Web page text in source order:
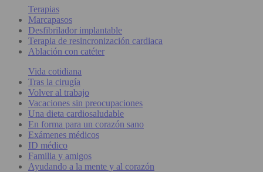
Terapias
Marcapasos
Desfibrilador implantable
Terapia de resincronización cardiaca
Ablación con catéter
Vida cotidiana
Tras la cirugía
Volver al trabajo
Vacaciones sin preocupaciones
Una dieta cardiosaludable
En forma para un corazón sano
Exámenes médicos
ID médico
Familia y amigos
Ayudando a la mente y al corazón